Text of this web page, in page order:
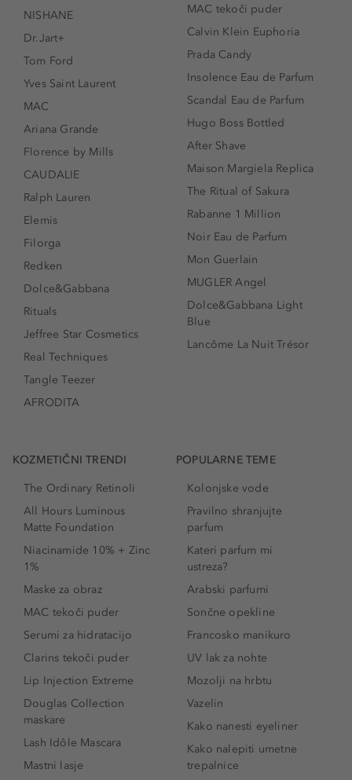
NISHANE
Dr.Jart+
Tom Ford
Yves Saint Laurent
MAC
Ariana Grande
Florence by Mills
CAUDALIE
Ralph Lauren
Elemis
Filorga
Redken
Dolce&Gabbana
Rituals
Jeffree Star Cosmetics
Real Techniques
Tangle Teezer
AFRODITA
MAC tekoči puder
Calvin Klein Euphoria
Prada Candy
Insolence Eau de Parfum
Scandal Eau de Parfum
Hugo Boss Bottled
After Shave
Maison Margiela Replica
The Ritual of Sakura
Rabanne 1 Million
Noir Eau de Parfum
Mon Guerlain
MUGLER Angel
Dolce&Gabbana Light
Blue
Lancôme La Nuit Trésor
KOZMETIČNI TRENDI
The Ordinary Retinoli
All Hours Luminous
Matte Foundation
Niacinamide 10% + Zinc
1%
Maske za obraz
MAC tekoči puder
Serumi za hidratacijo
Clarins tekoči puder
Lip Injection Extreme
Douglas Collection
maskare
Lash Idôle Mascara
Mastni lasje
POPULARNE TEME
Kolonjske vode
Pravilno shranjujte
parfum
Kateri parfum mi
ustreza?
Arabski parfumi
Sončne opekline
Francosko manikuro
UV lak za nohte
Mozolji na hrbtu
Vazelin
Kako nanesti eyeliner
Kako nalepiti umetne
trepalnice